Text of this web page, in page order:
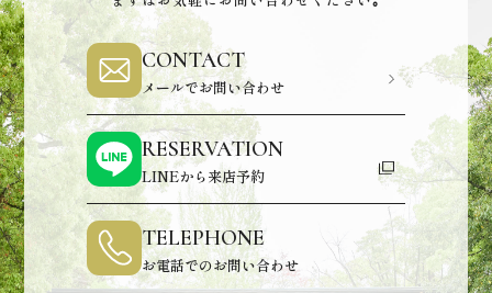
CONTACT
メールでお問い合わせ
RESERVATION
LINEから来店予約
TELEPHONE
お電話でのお問い合わせ